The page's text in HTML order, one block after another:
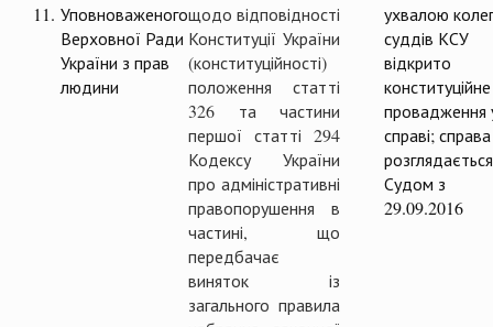
11. Уповноваженого
Верховної Ради
України з прав
людини
щодо відповідності
Конституції України
(конституційності)
положення статті
326 та частини
першої статті 294
Кодексу України
про адміністративні
правопорушення в
частині, що
передбачає
виняток із
загального правила
ухвалою
суддів КСУ
відкрито
конституційне
провадження
справі; справа
розглядається
Судом з
29.09.2016